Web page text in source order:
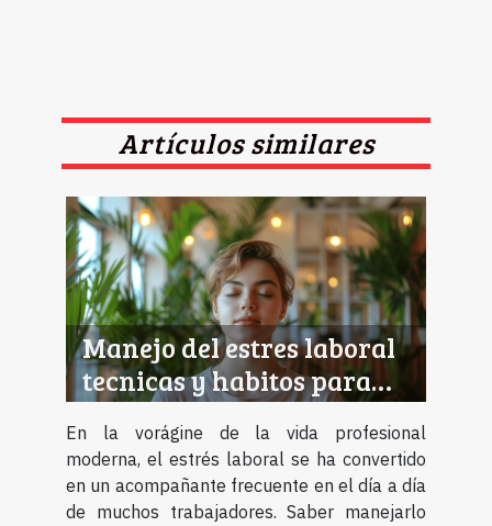
Artículos similares
Manejo del estres laboral
tecnicas y habitos para
una vida profesional mas
equilibrada
En la vorágine de la vida profesional
moderna, el estrés laboral se ha convertido
en un acompañante frecuente en el día a día
de muchos trabajadores. Saber manejarlo